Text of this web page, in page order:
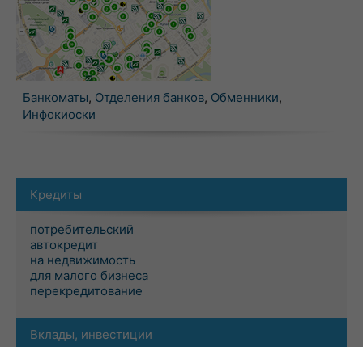
Банкоматы, Отделения банков, Обменники,
Инфокиоски
Кредиты
потребительский
автокредит
на недвижимость
для малого бизнеса
перекредитование
Вклады, инвестиции